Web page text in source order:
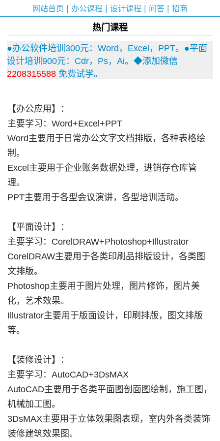
网站首页 办公课程 设计课程 问答 招商
热门课程
●办公软件培训300元：Word，Excel，PPT。●平面
设计培训900元：Cdr，Ps，Ai。◆添加微信
2208315588 免费试学。
【办公应用】：
主要学习：Word+Excel+PPT
Word主要用于日常办公文字文档排版，各种表格绘
制。
Excel主要用于企业账务数据处理，进销存仓库管
理。
PPT主要用于各型会议演讲，各型培训活动。
【平面设计】：
主要学习：CorelDRAW+Photoshop+Illustrator
CorelDRAW主要用于各类印刷品排版设计，各类图
文排版。
Photoshop主要用于图片处理，图片修饰，图片美
化，艺术效果。
Illustrator主要用于版面设计，印刷排版，图文排版
等。
【装修设计】：
主要学习：AutoCAD+3DsMAX
AutoCAD主要用于各类平面图剖面图绘制，施工图，
机械加工图。
3DsMAX主要用于立体效果图表现，室内外各类装饰
装修建筑效果图。